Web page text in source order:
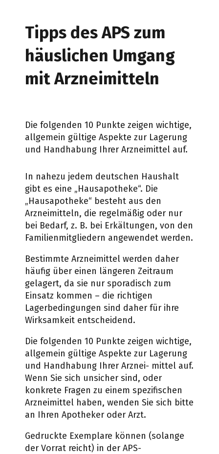
Tipps des APS zum
häuslichen Umgang
mit Arzneimitteln
Die folgenden 10 Punkte zeigen wichtige,
allgemein gültige Aspekte zur Lagerung
und Handhabung Ihrer Arzneimittel auf.
In nahezu jedem deutschen Haushalt
gibt es eine „Hausapotheke“. Die
„Hausapotheke“ besteht aus den
Arzneimitteln, die regelmäßig oder nur
bei Bedarf, z. B. bei Erkältungen, von den
Familienmitgliedern angewendet werden.
Bestimmte Arzneimittel werden daher
häufig über einen längeren Zeitraum
gelagert, da sie nur sporadisch zum
Einsatz kommen – die richtigen
Lagerbedingungen sind daher für ihre
Wirksamkeit entscheidend.
Die folgenden 10 Punkte zeigen wichtige,
allgemein gültige Aspekte zur Lagerung
und Handhabung Ihrer Arznei- mittel auf.
Wenn Sie sich unsicher sind, oder
konkrete Fragen zu einem spezifischen
Arzneimittel haben, wenden Sie sich bitte
an Ihren Apotheker oder Arzt.
Gedruckte Exemplare können (solange
der Vorrat reicht) in der APS-